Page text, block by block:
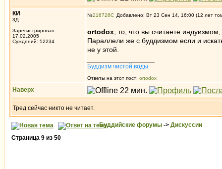
КИ
3Д
Зарегистрирован:
17.02.2005
Суждений: 52234
№216726 Добавлено: Вт 23 Сен 14, 16:00 (12 лет
ortodox , то, что вы считаете
Параллели же с буддизмом если и
не у этой.
Буддизм чистой воды
Ответы на этот пост: ortodox
Наверх
Тред сейчас никто не читает.
Буддийские форумы -> Дискуссии
Страница 9 из 50